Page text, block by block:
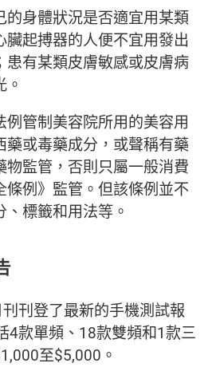
的身體狀況是否適宜用某類
起搏器的人便不宜用發出
患有某類皮膚敏感或皮膚病
例管制美容院所用的美容用
藥或毒藥成分，或聲稱有藥
物監管，否則只屬一般消費
條例》監管。但該條例並不
標籤和用法等。
刊登了最新的手機測試報
4款單頻、18款雙頻和1款三
至$5,000。